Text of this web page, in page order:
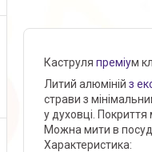
Каструля преміум
Литий алюміній з
страви з
у духовці. Покриття
Можна мити в
Характеристика: